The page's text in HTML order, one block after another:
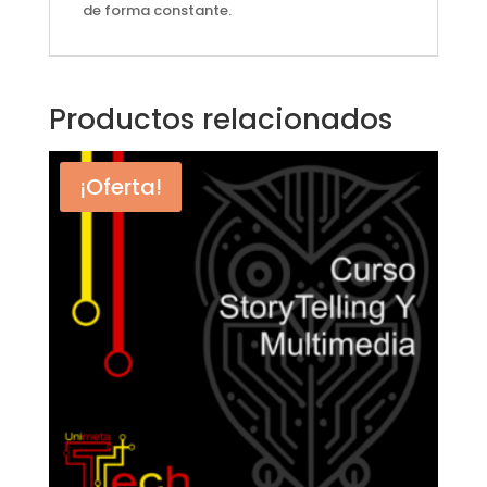
de forma constante.
Productos relacionados
¡Oferta!